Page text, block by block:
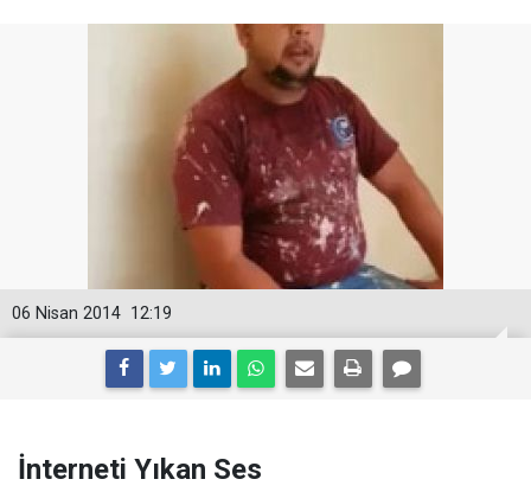
12:19
06 Nisan 2014
İnterneti Yıkan Ses